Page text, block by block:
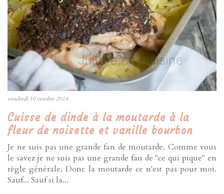
vendredi 10 octobre 2014
Cuisse de dinde à la moutarde à la
fleur de noisette et vanille bourbon
Je ne suis pas une grande fan de moutarde. Comme vous
le savez je ne suis pas une grande fan de "ce qui pique" en
règle générale. Donc la moutarde ce n'est pas pour moi.
Sauf... Sauf si la...